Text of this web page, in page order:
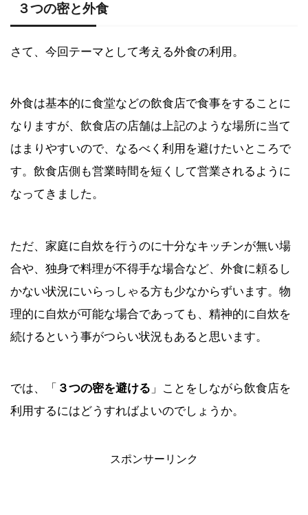
３つの密と外食
さて、今回テーマとして考える外食の利用。
外食は基本的に食堂などの飲食店で食事をすることに
なりますが、飲食店の店舗は上記のような場所に当て
はまりやすいので、なるべく利用を避けたいところで
す。飲食店側も営業時間を短くして営業されるように
なってきました。
ただ、家庭に自炊を行うのに十分なキッチンが無い場
合や、独身で料理が不得手な場合など、外食に頼るし
かない状況にいらっしゃる方も少なからずいます。物
理的に自炊が可能な場合であっても、精神的に自炊を
続けるという事がつらい状況もあると思います。
では、「 ３つの密を避ける 」ことをしながら飲食店を
利用するにはどうすればよいのでしょうか。
スポンサーリンク